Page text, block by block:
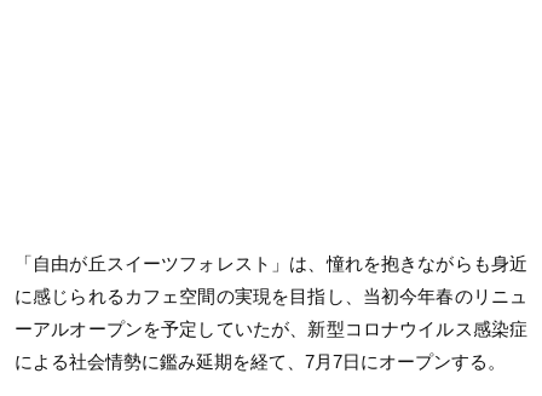
「自由が丘スイーツフォレスト」は、憧れを抱きながらも身近
に感じられるカフェ空間の実現を目指し、当初今年春のリニュ
ーアルオープンを予定していたが、新型コロナウイルス感染症
による社会情勢に鑑み延期を経て、7月7日にオープンする。